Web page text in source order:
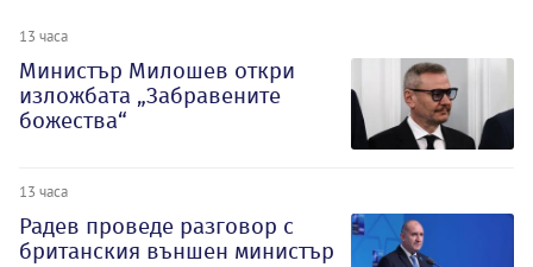
13 часа
Министър Милошев откри
изложбата „Забравените
божества“
13 часа
Радев проведе разговор с
британския външен министър